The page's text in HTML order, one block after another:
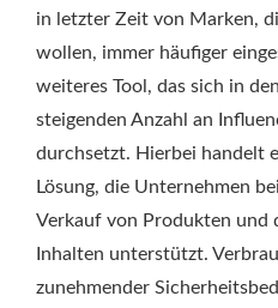
in letzter Zeit von Marken,
wollen, immer häufiger
weiteres Tool, das sich in
steigenden Anzahl an
durchsetzt. Hierbei handelt
Lösung, die Unternehmen
Verkauf von Produkten und
Inhalten unterstützt.
zunehmender